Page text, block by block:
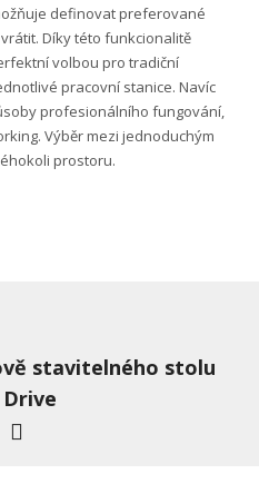
definovat preferované
Díky této funkcionalitě
volbou pro tradiční
pracovní stanice. Navíc
profesionálního fungování,
Výběr mezi jednoduchým
prostoru.
stavitelného stolu